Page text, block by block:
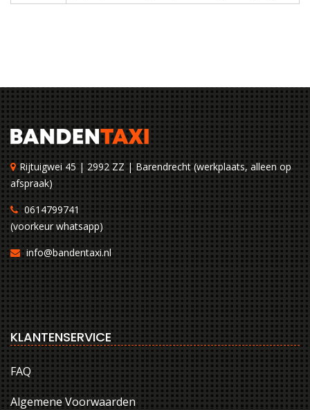
Rijtuigwei 45 | 2992 ZZ | Barendrecht (werkplaats, alleen op
afspraak)
0614799741
(voorkeur whatsapp)
info@bandentaxi.nl
KLANTENSERVICE
FAQ
Algemene Voorwaarden